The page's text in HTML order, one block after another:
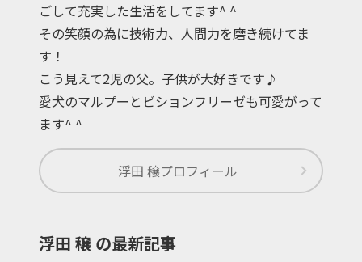
ごして充実した生活をしてます^ ^
その笑顔の為に技術力、人間力を磨き続けてま
す！
こう見えて2児の父。子供が大好きです♪
愛犬のマルプーとビションフリーゼも可愛がって
ます^ ^
浮田 穣プロフィール
浮田 穣 の最新記事